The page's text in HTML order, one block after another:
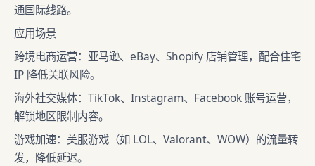
通国际线路。
应用场景
跨境电商运营：亚马逊、eBay、Shopify 店铺管理，配合住宅
IP 降低关联风险。
海外社交媒体：TikTok、Instagram、Facebook 账号运营，
解锁地区限制内容。
游戏加速：美服游戏（如 LOL、Valorant、WOW）的流量转
发，降低延迟。